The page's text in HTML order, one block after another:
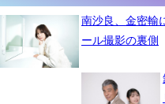
南沙良、金密輸
ール撮影の裏側